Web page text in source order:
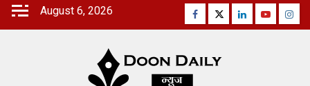
Skip
August 6, 2026 Facebook
TwitterLinkedinYoutube